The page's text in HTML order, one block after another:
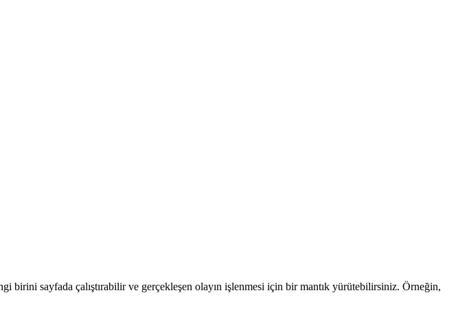
birini sayfada çalıştırabilir ve gerçekleşen olayın işlenmesi için bir mantık yürütebilirsiniz. Örneğin,